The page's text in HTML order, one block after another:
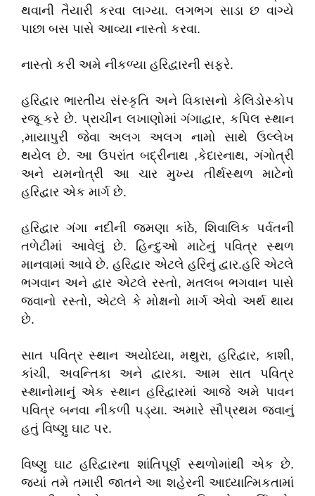
થવાની તૈયારી કરવા લાગ્યા. લગભગ સાડા છ વાગ્યે
પાછા બસ પાસે આવ્યા નાસ્તો કરવા.
નાસ્તો કરી અમે નીકળ્યા હરિદ્વારની સફરે.
હરિદ્વાર ભારતીય સંસ્કૃતિ અને વિકાસનો કેલિડોસ્કોપ
રજૂ કરે છે. પ્રાચીન લખાણોમાં ગંગાદ્વાર, કપિલ સ્થાન
,માયાપુરી જેવા અલગ અલગ નામો સાથે ઉલ્લેખ
થયેલ છે. આ ઉપરાંત બદ્રીનાથ ,કેદારનાથ, ગંગોત્રી
અને યમનોત્રી આ ચાર મુખ્ય તીર્થસ્થળ માટેનો
હરિદ્વાર એક માર્ગ છે.
હરિદ્વાર ગંગા નદીની જમણા કાંઠે, શિવાલિક પર્વતની
તળેટીમાં આવેલું છે. હિન્દુઓ માટેનું પવિત્ર સ્થળ
માનવામાં આવે છે. હરિદ્વાર એટલે હરિનું દ્વાર.હરિ એટલે
ભગવાન અને દ્વાર એટલે રસ્તો, મતલબ ભગવાન પાસે
જવાનો રસ્તો, એટલે કે મોક્ષનો માર્ગ એવો અર્થ થાય
છે.
સાત પવિત્ર સ્થાન અયોધ્યા, મથુરા, હરિદ્વાર, કાશી,
કાંચી, અવન્તિકા અને દ્વારકા. આમ સાત પવિત્ર
સ્થાનોમાનું એક સ્થાન હરિદ્વારમાં આજે અમે પાવન
પવિત્ર બનવા નીકળી પડ્યા. અમારે સૌપ્રથમ જવાનું
હતું વિષ્ણુ ઘાટ પર.
વિષ્ણુ ઘાટ હરિદ્વારના શાંતિપૂર્ણ સ્થળોમાંથી એક છે.
જ્યાં તમે તમારી જાતને આ શહેરની આધ્યાત્મિકતામાં